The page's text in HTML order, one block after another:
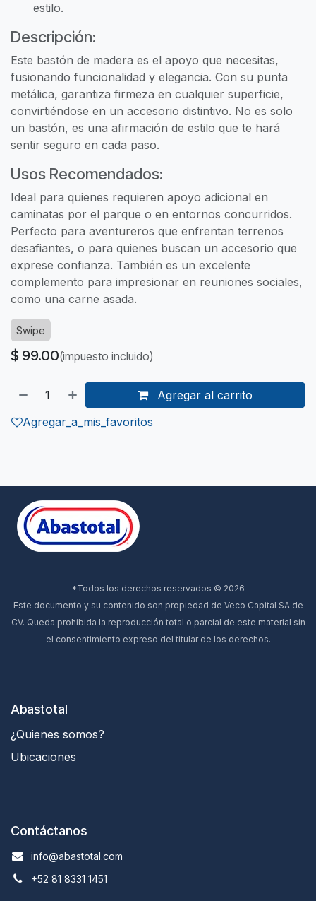
estilo.
Descripción:
Este bastón de madera es el apoyo que necesitas,
fusionando funcionalidad y elegancia. Con su punta
metálica, garantiza firmeza en cualquier superficie,
convirtiéndose en un accesorio distintivo. No es solo
un bastón, es una afirmación de estilo que te hará
sentir seguro en cada paso.
Usos Recomendados:
Ideal para quienes requieren apoyo adicional en
caminatas por el parque o en entornos concurridos.
Perfecto para aventureros que enfrentan terrenos
desafiantes, o para quienes buscan un accesorio que
exprese confianza. También es un excelente
complemento para impresionar en reuniones sociales,
como una carne asada.
Swipe
$ 99.00(impuesto incluido)
Agregar al carrito
Agregar_a_mis_favoritos
*Todos los derechos reservados © 2026
Este documento y su contenido son propiedad de Veco Capital SA de
CV. Queda prohibida la reproducción total o parcial de este material sin
el consentimiento expreso del titular de los derechos.
Abastotal
¿Quienes somos?
Ubicaciones
Contáctanos
info@abastotal.com
+52 81 8331 1451